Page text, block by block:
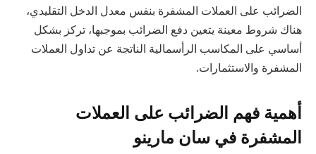
الضرائب على العملات المشفرة بنفس معدل الدخل التقليدي،
هناك شروط معينة يتعين دفع الضرائب بموجبها، تركز بشكل
أساسي على المكاسب الرأسمالية الناتجة عن تداول العملات
المشفرة والاستثمارات.
أهمية فهم الضرائب على العملات
المشفرة في سان مارينو